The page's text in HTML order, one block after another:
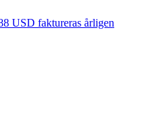
USD faktureras årligen